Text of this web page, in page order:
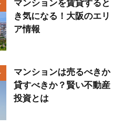
マンションを賃貸すると
き気になる！大阪のエリ
ア情報
マンションは売るべきか
貸すべきか？賢い不動産
投資とは